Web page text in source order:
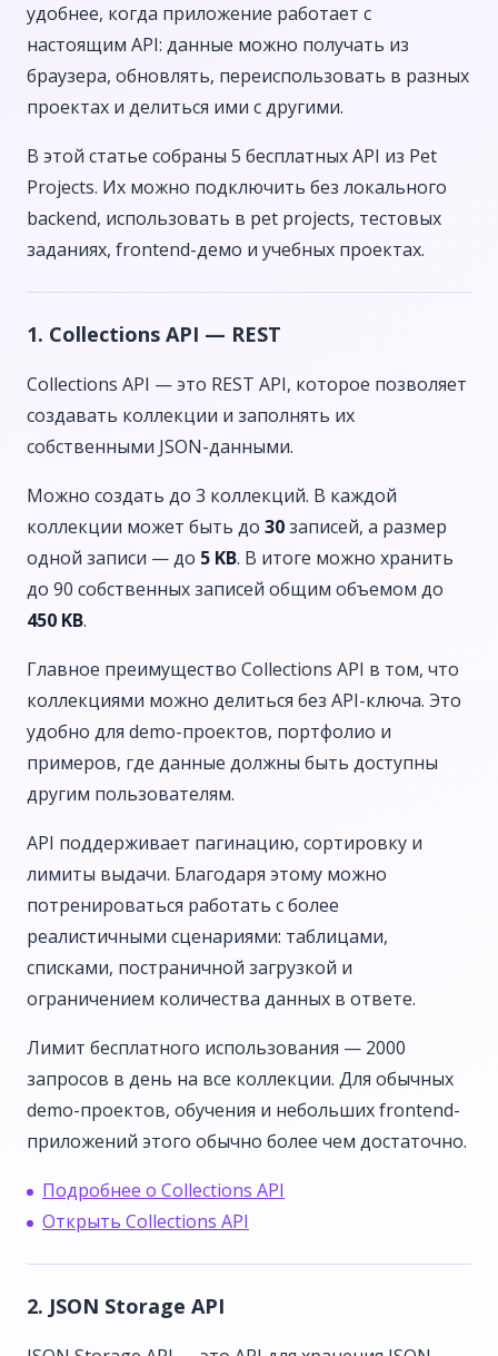
удобнее, когда приложение работает с
настоящим API: данные можно получать из
браузера, обновлять, переиспользовать в разных
проектах и делиться ими с другими.
В этой статье собраны 5 бесплатных API из Pet
Projects. Их можно подключить без локального
backend, использовать в pet projects, тестовых
заданиях, frontend-демо и учебных проектах.
1. Collections API — REST
Collections API — это REST API, которое позволяет
создавать коллекции и заполнять их
собственными JSON-данными.
Можно создать до 3 коллекций. В каждой
коллекции может быть до 30записей, а размер
одной записи — до 5 KB. В итоге можно хранить
до 90 собственных записей общим объемом до
450 KB.
Главное преимущество Collections API в том, что
коллекциями можно делиться без API-ключа. Это
удобно для demo-проектов, портфолио и
примеров, где данные должны быть доступны
другим пользователям.
API поддерживает пагинацию, сортировку и
лимиты выдачи. Благодаря этому можно
потренироваться работать с более
реалистичными сценариями: таблицами,
списками, постраничной загрузкой и
ограничением количества данных в ответе.
Лимит бесплатного использования — 2000
запросов в день на все коллекции. Для обычных
demo-проектов, обучения и небольших frontend-
приложений этого обычно более чем достаточно.
Подробнее о Collections API
Открыть Collections API
2. JSON Storage API